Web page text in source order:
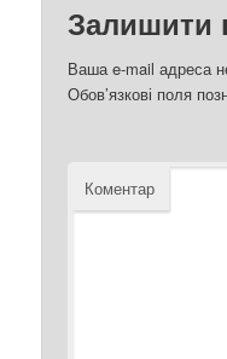
Залишити
Ваша e-mail адреса
Обов’язкові поля
Коментар